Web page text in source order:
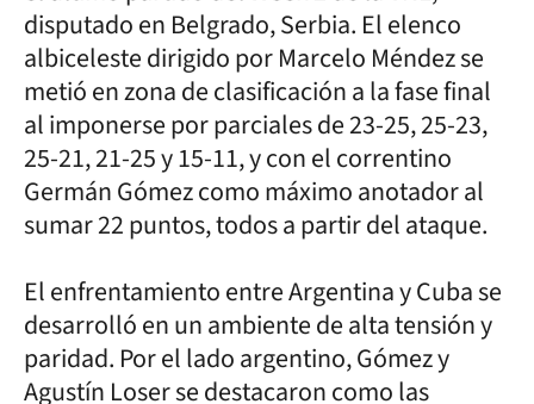
disputado en Belgrado, Serbia. El elenco
albiceleste dirigido por Marcelo Méndez se
metió en zona de clasificación a la fase final
al imponerse por parciales de 23-25, 25-23,
25-21, 21-25 y 15-11, y con el correntino
Germán Gómez como máximo anotador al
sumar 22 puntos, todos a partir del ataque.
El enfrentamiento entre Argentina y Cuba se
desarrolló en un ambiente de alta tensión y
paridad. Por el lado argentino, Gómez y
Agustín Loser se destacaron como las